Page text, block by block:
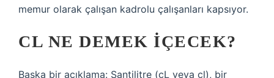
memur olarak çalışan kadrolu çalışanları kapsıyor.
CL NE DEMEK IÇECEK?
Başka bir açıklama: Santilitre (cL veya cl), bir